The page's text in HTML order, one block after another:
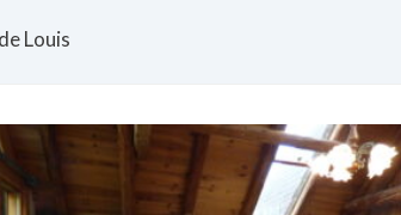
Louis